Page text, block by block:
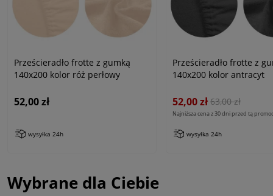
Prześcieradło frotte z gumką
140x200 kolor róż perłowy
52,00 zł
wysyłka 24h
Prześcieradło frotte z
140x200 kolor antracyt
52,00 zł 63,00 zł
Najniższa cena z 30 dni przed tą
wysyłka 24h
Wybrane dla Ciebie